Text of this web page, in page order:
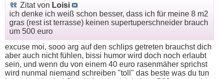
Zitat von Loisi
ich denke ich weiß schon besser, dass ich für meine 8 m2
gras (rest ist terrasse) keinen supertuperschneider brauch
um 500 euro
excuse moi, sooo arg auf den schlips getreten brauchst dich
aber auch nicht fühlen, bissi humor wird doch noch erlaubt
sein, und wenn du von einem 40 euro rasenmäher sprichst
wird nunmal niemand schreiben "toll" das beste was du tun